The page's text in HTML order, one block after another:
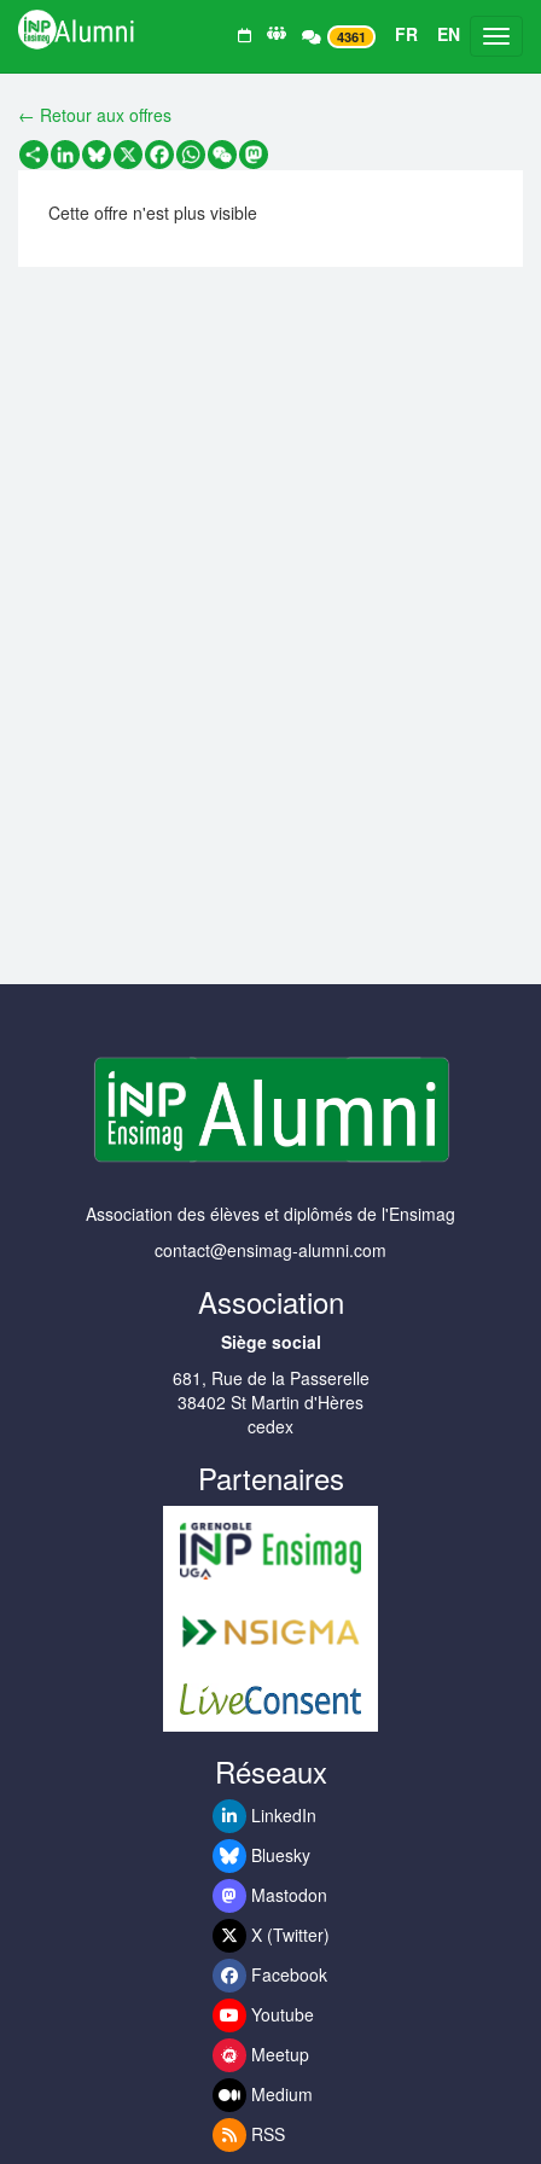
4361 FR EN
← Retour aux offres
PartagerLinkedIn
Bluesky
X Facebook
WhatsApp
WeChatMastodon
Cette offre n'est plus visible
Association des élèves et diplômés de l'Ensimag
contact@ensimag-alumni.com
Association
Siège social
681, Rue de la Passerelle
38402 St Martin d'Hères
cedex
Partenaires
Réseaux
LinkedIn
Bluesky
Mastodon
X (Twitter)
Facebook
Youtube
Meetup
Medium
RSS